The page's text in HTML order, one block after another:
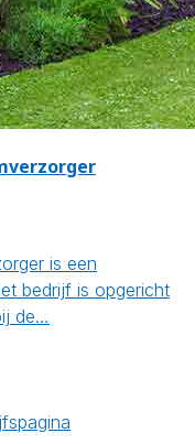
is een
bedrijf is opgericht
de…